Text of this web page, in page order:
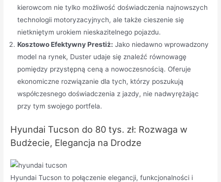
kierowcom nie tylko możliwość doświadczenia najnowszych
technologii motoryzacyjnych, ale także cieszenie się
nietkniętym urokiem nieskazitelnego pojazdu.
Kosztowo Efektywny Prestiż: Jako niedawno wprowadzony
model na rynek, Duster udaje się znaleźć równowagę
pomiędzy przystępną ceną a nowoczesnością. Oferuje
ekonomiczne rozwiązanie dla tych, którzy poszukują
współczesnego doświadczenia z jazdy, nie nadwyrężając
przy tym swojego portfela.
Hyundai Tucson do 80 tys. zł: Rozwaga w
Budżecie, Elegancja na Drodze
Hyundai Tucson to połączenie elegancji, funkcjonalności i